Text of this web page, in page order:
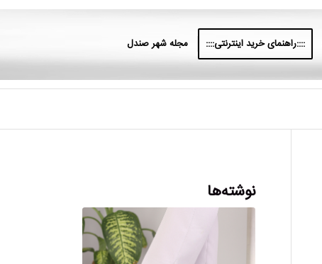
::::راهنمای خرید اینترنتی:::: مجله شهر صندل
نوشته‌ها